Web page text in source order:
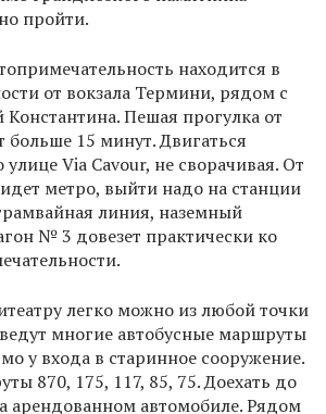
пройти.
находится в
от вокзала Термини, рядом с
Пешая прогулка от
больше 15 минут. Двигаться
Via Cavour, не сворачивая. От
идет метро, выйти надо на станции
линия, наземный
№ 3 довезет практически ко
легко можно из любой точки
многие автобусные маршруты
у входа в старинное сооружение.
870, 175, 117, 85, 75. Доехать до
арендованном автомобиле. Рядом